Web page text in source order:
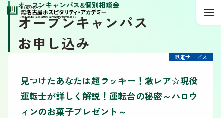
オープンキャンパス&個別相談会
オープンキャンパス
お申し込み
鉄道サービス
見つけたあなたは超ラッキー！激レア☆現役
運転士が詳しく解説！運転台の秘密～ハロウ
ィンのお菓子プレゼント～